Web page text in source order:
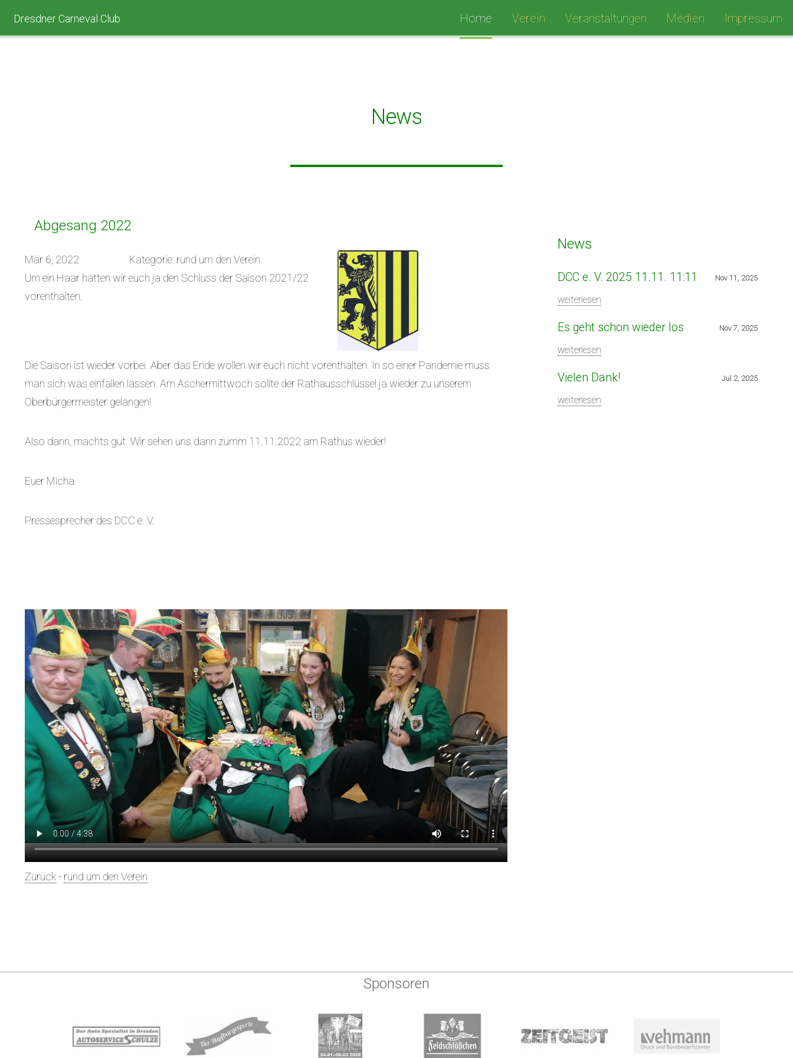
Dresdner Carneval Club Home Verein Veranstaltungen Medien Impressum
News
Abgesang 2022
Mär 6, 2022
Kategorie: rund um den Verein
Um ein Haar hätten wir euch ja den Schluss der Saison 2021/22
vorenthalten.
Die Saison ist wieder vorbei. Aber das Ende wollen wir euch nicht vorenthalten. In so einer Pandemie muss
man sich was einfallen lassen. Am Aschermittwoch sollte der Rathausschlüssel ja wieder zu unserem
Oberbürgermeister gelangen!
Also dann, machts gut. Wir sehen uns dann zumm 11.11.2022 am Rathus wieder!
Euer Micha
Pressesprecher des DCC e. V.
Zurück- rund um den Verein
News
Nov 11, 2025
DCC e. V. 2025 11.11. 11:11
weiterlesen
Nov 7, 2025
Es geht schon wieder los
weiterlesen
Jul 2, 2025
Vielen Dank!
weiterlesen
Sponsoren